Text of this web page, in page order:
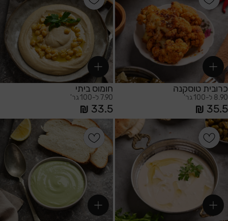
כרובית טוסקנה
8.90 ל-100 גר'
35.5
חומוס ביתי
7.90 ל-100 גר'
33.5
הוספה לסל